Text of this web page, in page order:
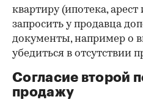
квартиру (ипотека, арест
запросить у продавца
документы, например о
убедиться в отсутствии
Согласие второй
продажу